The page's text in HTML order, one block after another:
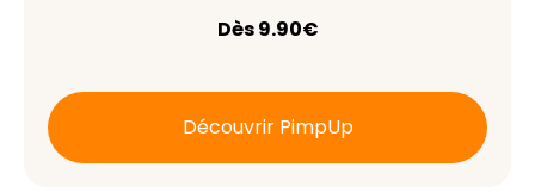
Dès 9.90€
Découvrir PimpUp